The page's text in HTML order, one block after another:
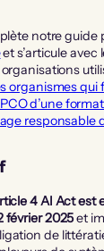
notre guide
et s’articule avec
organismes qui
d’une
responsable
4 AI Act est
février 2025et
de